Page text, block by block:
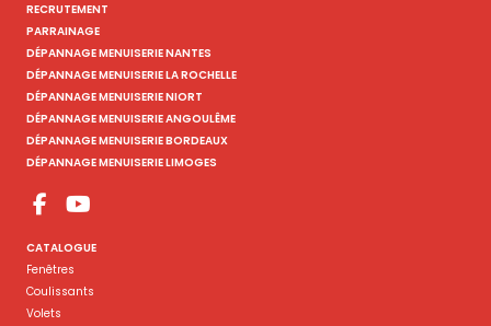
RECRUTEMENT
PARRAINAGE
DÉPANNAGE MENUISERIE NANTES
DÉPANNAGE MENUISERIE LA ROCHELLE
DÉPANNAGE MENUISERIE NIORT
DÉPANNAGE MENUISERIE ANGOULÊME
DÉPANNAGE MENUISERIE BORDEAUX
DÉPANNAGE MENUISERIE LIMOGES
CATALOGUE
Fenêtres
Coulissants
Volets